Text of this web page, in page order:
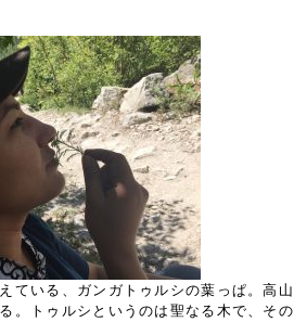
ている、ガンガトゥルシの葉っぱ。高
。トゥルシというのは聖なる木で、そ